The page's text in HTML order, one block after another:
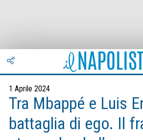
1 Aprile 2024
Tra Mbappé e Luis
battaglia di ego. Il